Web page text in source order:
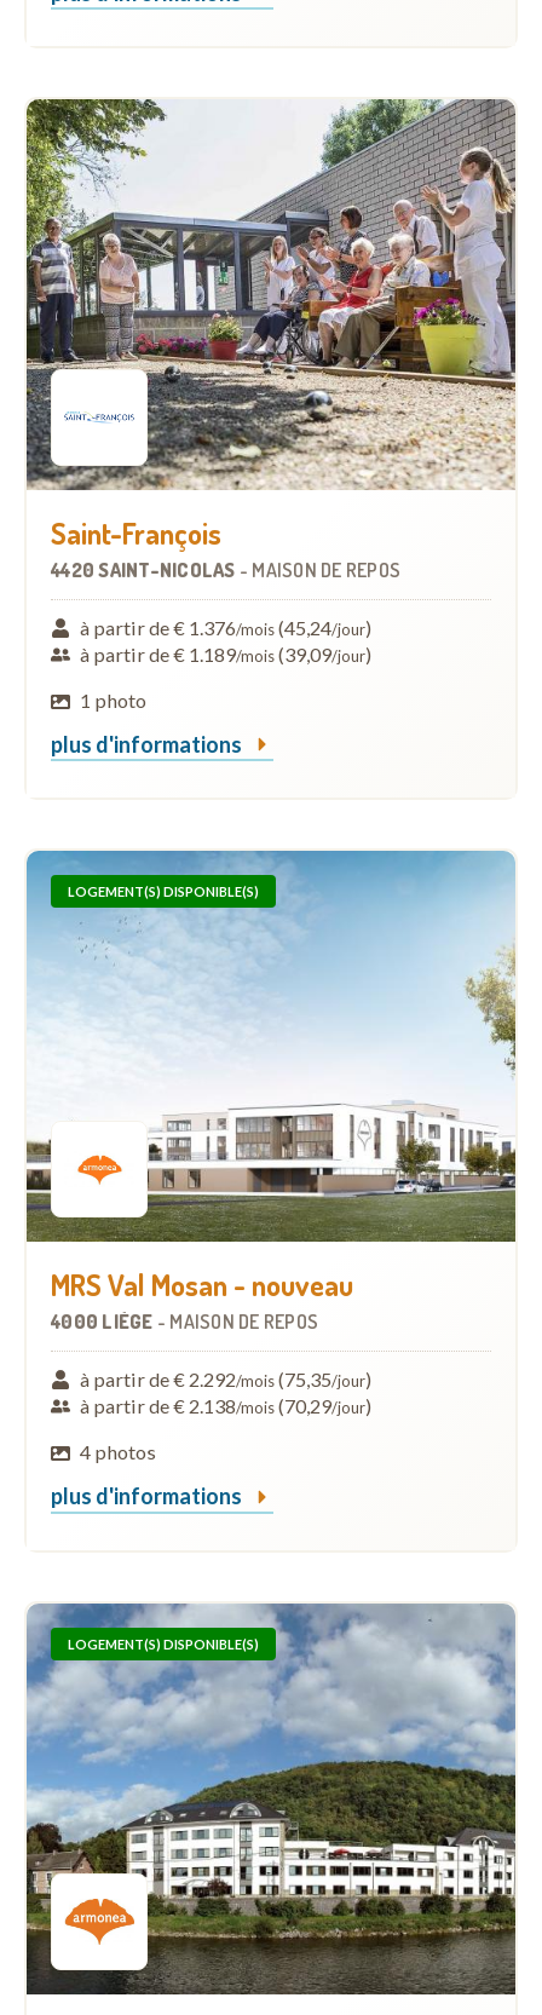
Saint-François
4420 SAINT-NICOLAS - MAISON DE REPOS
à partir de € 1.376/mois(45,24/jour)
à partir de € 1.189/mois(39,09/jour)
1 photo
plus d'informations
LOGEMENT(S) DISPONIBLE(S)
MRS Val Mosan - nouveau
4000 LIÈGE - MAISON DE REPOS
à partir de € 2.292/mois(75,35/jour)
à partir de € 2.138/mois(70,29/jour)
4 photos
plus d'informations
LOGEMENT(S) DISPONIBLE(S)